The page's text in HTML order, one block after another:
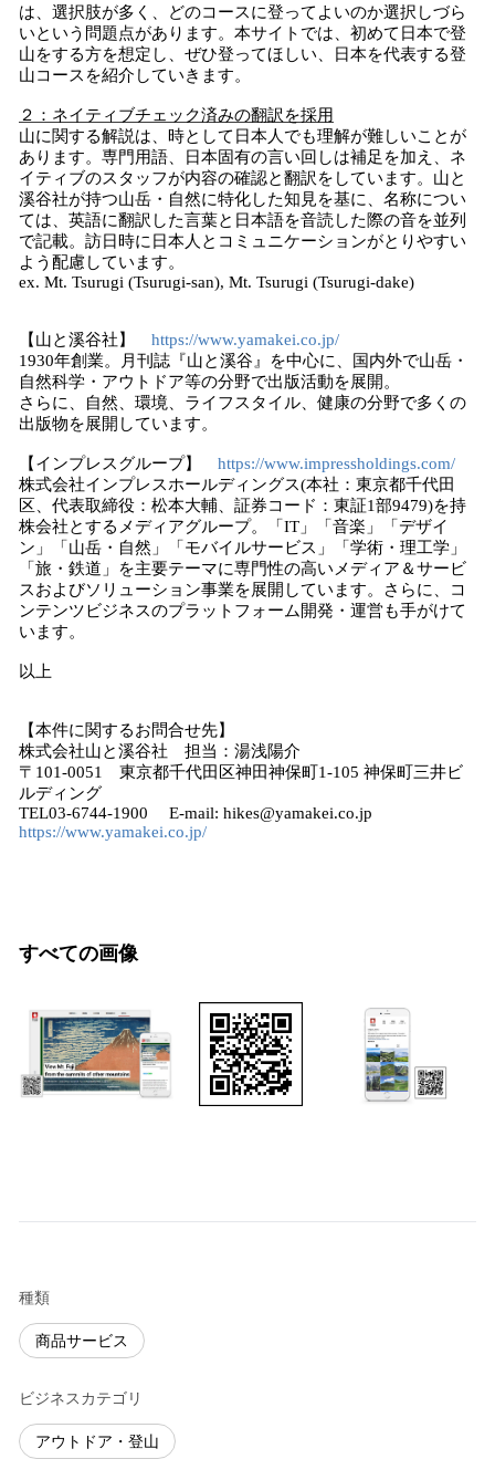
は、選択肢が多く、どのコースに登ってよいのか選択しづら
いという問題点があります。本サイトでは、初めて日本で登
山をする方を想定し、ぜひ登ってほしい、日本を代表する登
山コースを紹介していきます。
２：ネイティブチェック済みの翻訳を採用
山に関する解説は、時として日本人でも理解が難しいことが
あります。専門用語、日本固有の言い回しは補足を加え、ネ
イティブのスタッフが内容の確認と翻訳をしています。山と
溪谷社が持つ山岳・自然に特化した知見を基に、名称につい
ては、英語に翻訳した言葉と日本語を音読した際の音を並列
で記載。訪日時に日本人とコミュニケーションがとりやすい
よう配慮しています。
ex. Mt. Tsurugi (Tsurugi-san), Mt. Tsurugi (Tsurugi-dake)
【山と溪谷社】 https://www.yamakei.co.jp/
1930年創業。月刊誌『山と溪谷』を中心に、国内外で山岳・
自然科学・アウトドア等の分野で出版活動を展開。
さらに、自然、環境、ライフスタイル、健康の分野で多くの
出版物を展開しています。
【インプレスグループ】 https://www.impressholdings.com/
株式会社インプレスホールディングス(本社：東京都千代田
区、代表取締役：松本大輔、証券コード：東証1部9479)を持
株会社とするメディアグループ。「IT」「音楽」「デザイ
ン」「山岳・自然」「モバイルサービス」「学術・理工学」
「旅・鉄道」を主要テーマに専門性の高いメディア＆サービ
スおよびソリューション事業を展開しています。さらに、コ
ンテンツビジネスのプラットフォーム開発・運営も手がけて
います。
以上
【本件に関するお問合せ先】
株式会社山と溪谷社 担当：湯浅陽介
〒101-0051 東京都千代田区神田神保町1-105 神保町三井ビ
ルディング
TEL03-6744-1900 E-mail: hikes@yamakei.co.jp
https://www.yamakei.co.jp/
すべての画像
種類
商品サービス
ビジネスカテゴリ
アウトドア・登山